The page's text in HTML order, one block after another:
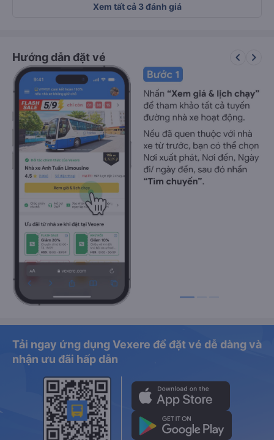
Xem tất cả 3 đánh giá
Hướng dẫn đặt vé keyboard_arrow_left keyboard_arrow_right
Tải ngay ứng dụng Vexere để đặt vé dễ dàng và
nhận ưu đãi hấp dẫn